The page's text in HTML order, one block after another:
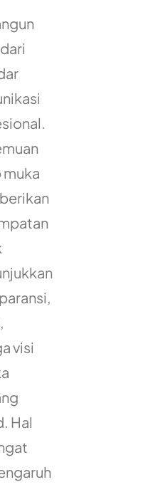
visi
Hal